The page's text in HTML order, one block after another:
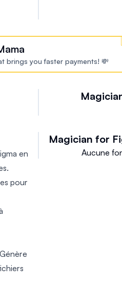
en
la
les
à
votre
:
brings you faster payments! 💸
en
pour
Génère
Magician for
Aucune